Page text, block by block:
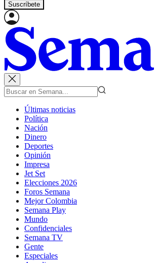
Suscríbete
Últimas noticias
Política
Nación
Dinero
Deportes
Opinión
Impresa
Jet Set
Elecciones 2026
Foros Semana
Mejor Colombia
Semana Play
Mundo
Confidenciales
Semana TV
Gente
Especiales